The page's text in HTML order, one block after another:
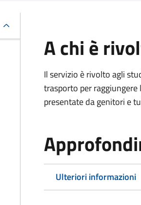
A chi è
Il servizio è rivolto agli
trasporto per
presentate da genitori e
Ulteriori informazioni